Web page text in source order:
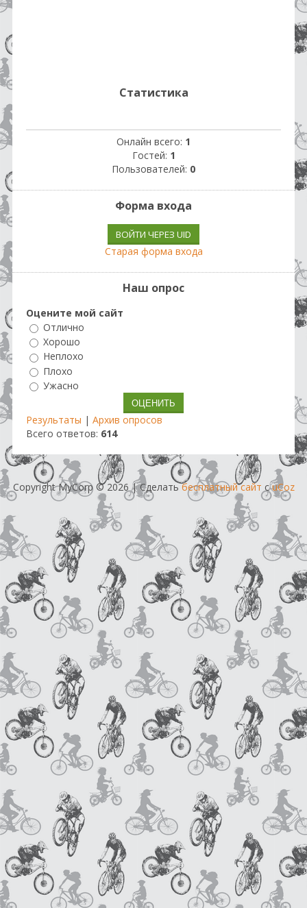
Статистика
Онлайн всего: 1
Гостей: 1
Пользователей: 0
Форма входа
ВОЙТИ ЧЕРЕЗ UID
Старая форма входа
Наш опрос
Оцените мой сайт
Отлично
Хорошо
Неплохо
Плохо
Ужасно
Результаты | Архив опросов
Всего ответов: 614
Copyright MyCorp © 2026|Сделатьбесплатный сайт сuCoz